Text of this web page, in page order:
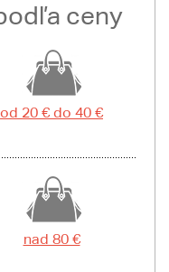
ceny
od 20 € do 40 €
nad 80 €